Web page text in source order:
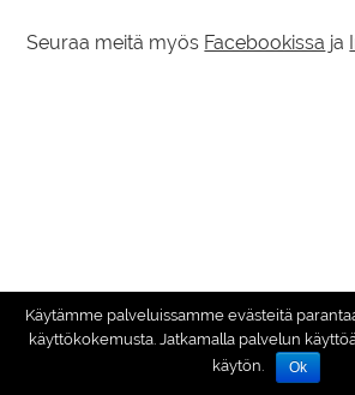
Seuraa meitä myös Facebookissa ja
Seuraa meitä:
Käytämme palveluissamme evästeitä
käyttökokemusta. Jatkamalla palvelun
käytön.
Ok